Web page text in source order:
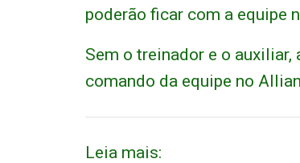
poderão ficar com a equipe
Sem o treinador e o
comando da equipe no
Leia mais: